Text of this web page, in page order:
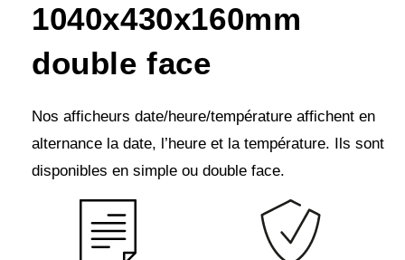
1040x430x160mm
double face
Nos afficheurs date/heure/température affichent en
alternance la date, l’heure et la température. Ils sont
disponibles en simple ou double face.